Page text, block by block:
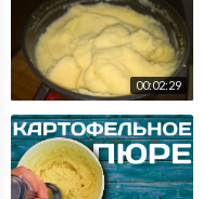
00:02:29